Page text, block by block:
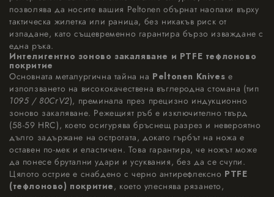
позволява да носите вашия Peltonen обърнат наопаки върху
тактическа жилетка или раница, без никакъв риск от
изпадане, като същевременно гарантира бързо изваждане с
една ръка.
Интелигентно зоново закаляване и PTFE тефлоново
покритие
Основната металургична тайна на Peltonen Knives е
използването на висококачествена въглеродна стомана (тип
1095 / 80CrV2), преминала през прецизно индукционно
зоново закаляване. Режещият ръб е изключително твърд
(58-59 HRC), което осигурява бръснещ разрез и невероятно
дълго задържане на остротата, докато гърбът на ножа е
оставен по-мек и еластичен. Това гарантира, че ножът може
да понесе брутални удари и усуквания, без да се счупи.
Цялото острие е снабдено с черно антирефлексно PTFE
(тефлоново) покритие, което улеснява рязането,